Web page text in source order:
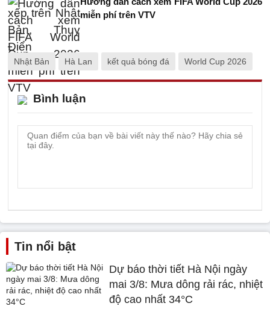
miễn phí trên VTV
Nhật Bản Hà Lan kết quả bóng đá World Cup 2026
Bình luận
Tin nổi bật
Dự báo thời tiết Hà Nội ngày
mai 3/8: Mưa dông rải rác, nhiệt
độ cao nhất 34°C